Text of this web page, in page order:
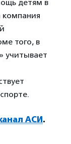
детям в
компания
того, в
учитывает
АСИ.